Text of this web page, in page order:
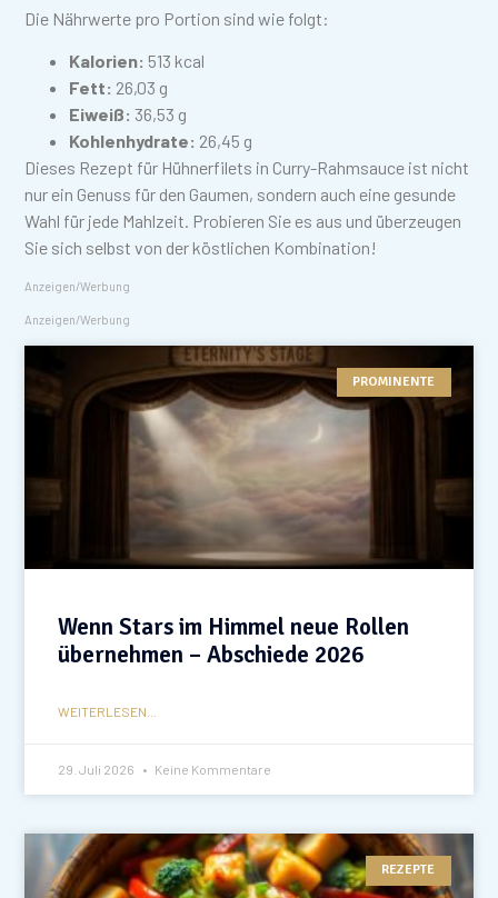
Die Nährwerte pro Portion sind wie folgt:
Kalorien: 513 kcal
Fett: 26,03 g
Eiweiß: 36,53 g
Kohlenhydrate: 26,45 g
Dieses Rezept für Hühnerfilets in Curry-Rahmsauce ist nicht
nur ein Genuss für den Gaumen, sondern auch eine gesunde
Wahl für jede Mahlzeit. Probieren Sie es aus und überzeugen
Sie sich selbst von der köstlichen Kombination!
Anzeigen/Werbung
Anzeigen/Werbung
PROMINENTE
Wenn Stars im Himmel neue Rollen
übernehmen – Abschiede 2026
WEITERLESEN...
29. Juli 2026 Keine Kommentare
REZEPTE